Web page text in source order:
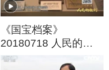
《国宝档案》
20180718 人民的胜
利·决战淮海——百姓